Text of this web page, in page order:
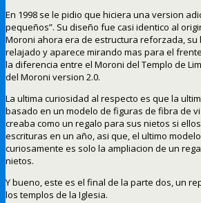
En 1998 se le pidio que hiciera una version
pequeños”. Su diseño fue casi identico al
Moroni ahora era de estructura reforzada, su
relajado y aparece mirando mas para el
la diferencia entre el Moroni del Templo de
del Moroni version 2.0.
La ultima curiosidad al respecto es que la
basado en un modelo de figuras de fibra de
creaba como un regalo para sus nietos si
escrituras en un año, asi que, el ultimo
curiosamente es solo la ampliacion de un
nietos.
Y bueno, este es el final de la parte dos, un
los templos de la Iglesia.